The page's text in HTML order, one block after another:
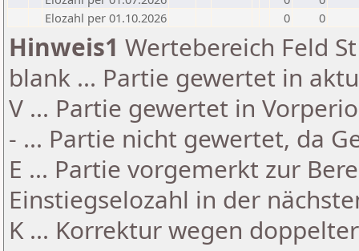
Elozahl per 01.10.2026
0 0
Hinweis1 Wertebereich Feld
blank ... Partie gewertet in
V ... Partie gewertet in
- ... Partie nicht gewertet, da
E ... Partie vorgemerkt zur
Einstiegselozahl in der
K ... Korrektur wegen